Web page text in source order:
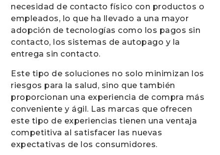
necesidad de contacto físico con productos o
empleados, lo que ha llevado a una mayor
adopción de tecnologías como los pagos sin
contacto, los sistemas de autopago y la
entrega sin contacto.
Este tipo de soluciones no solo minimizan los
riesgos para la salud, sino que también
proporcionan una experiencia de compra más
conveniente y ágil. Las marcas que ofrecen
este tipo de experiencias tienen una ventaja
competitiva al satisfacer las nuevas
expectativas de los consumidores.